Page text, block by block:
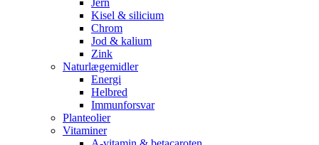
Jern
Kisel & silicium
Chrom
Jod & kalium
Zink
Naturlægemidler
Energi
Helbred
Immunforsvar
Planteolier
Vitaminer